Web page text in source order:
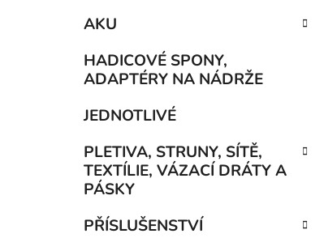
AKU
HADICOVÉ SPONY,
ADAPTÉRY NA NÁDRŽE
JEDNOTLIVÉ
PLETIVA, STRUNY, SÍTĚ,
TEXTÍLIE, VÁZACÍ DRÁTY A
PÁSKY
PŘÍSLUŠENSTVÍ